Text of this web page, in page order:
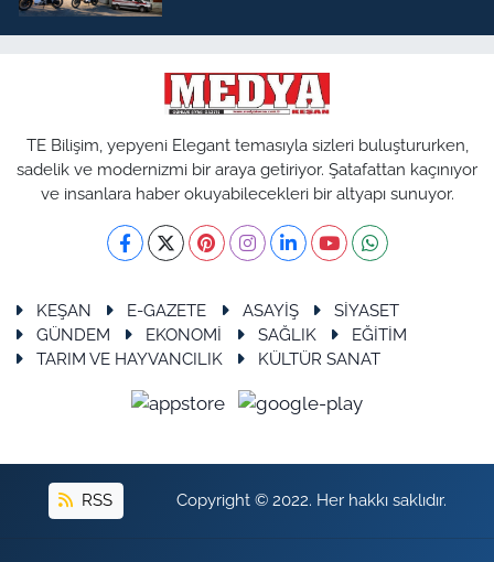
TE Bilişim, yepyeni Elegant temasıyla sizleri buluştururken,
sadelik ve modernizmi bir araya getiriyor. Şatafattan kaçınıyor
ve insanlara haber okuyabilecekleri bir altyapı sunuyor.
KEŞAN E-GAZETE ASAYİŞ
SİYASET
GÜNDEM
EKONOMİ SAĞLIK
EĞİTİM
TARIM VE HAYVANCILIK
KÜLTÜR SANAT
RSS Copyright © 2022. Her hakkı saklıdır.